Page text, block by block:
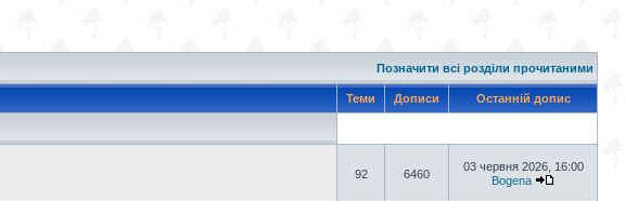
Позначити всі розділи прочитаними
Теми Дописи Останній допис
92 6460
03 червня 2026, 16:00
Bogena